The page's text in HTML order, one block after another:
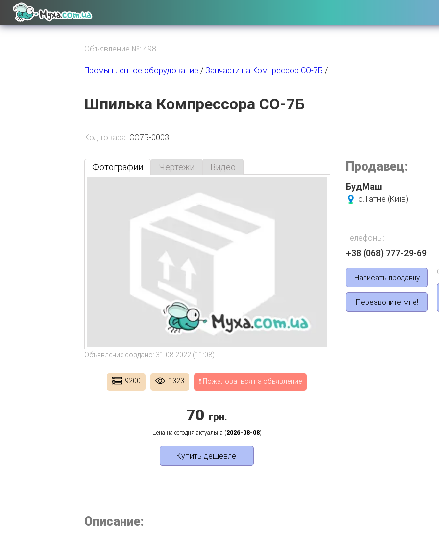
Объявление №: 498
Промышленное оборудование / Запчасти на Компрессор СО-7Б /
Шпилька Компрессора СО-7Б
Код товара: СО7Б-0003
Фотографии Чертежи Видео
Объявление создано: 31-08-2022 (11:08)
9200 1323 ❗ Пожаловаться на объявление
70 грн.
Цена на сегодня актуальна (2026-08-08)
Купить дешевле!
Продавец:
БудМаш
с. Гатне (Київ)
Телефоны:
+38 (068) 777-29-69
Написать продавцу
Перезвоните мне!
Описание: